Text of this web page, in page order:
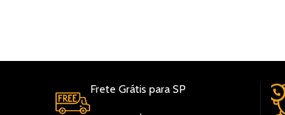
Frete Grátis para SP
RETIRA NA ELECTRO.